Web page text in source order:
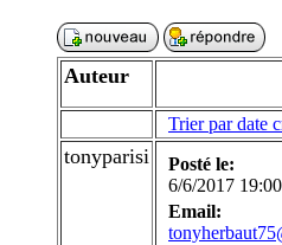
Auteur
Trier par date
tonyparisi
Posté le:
6/6/2017 19:00
Email: